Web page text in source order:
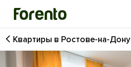
Войти
Квартиры в Ростове-на-Дону